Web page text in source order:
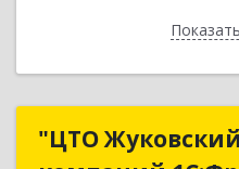
"ЦТО
"ЦТО